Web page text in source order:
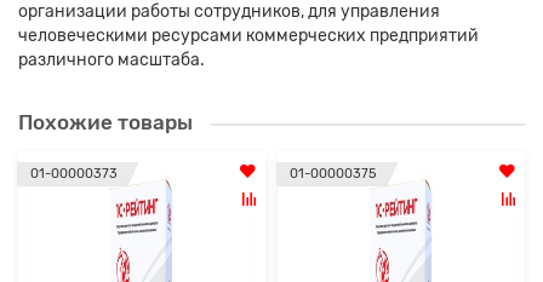
организации работы сотрудников, для управления
человеческими ресурсами коммерческих предприятий
различного масштаба.
Похожие товары
01-00000373 01-00000375